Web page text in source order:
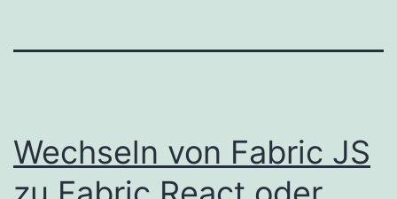
Wechseln von Fabric JS